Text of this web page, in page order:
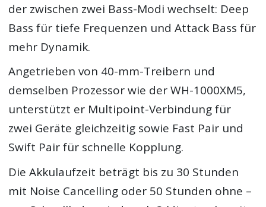
der zwischen zwei Bass-Modi wechselt: Deep
Bass für tiefe Frequenzen und Attack Bass für
mehr Dynamik.
Angetrieben von 40-mm-Treibern und
demselben Prozessor wie der WH-1000XM5,
unterstützt er Multipoint-Verbindung für
zwei Geräte gleichzeitig sowie Fast Pair und
Swift Pair für schnelle Kopplung.
Die Akkulaufzeit beträgt bis zu 30 Stunden
mit Noise Cancelling oder 50 Stunden ohne –